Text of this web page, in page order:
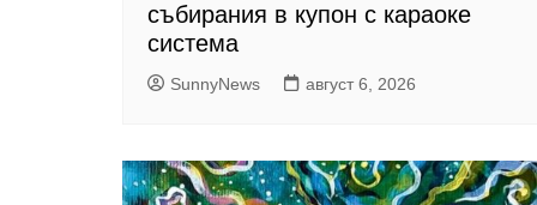
събирания в купон с караоке
система
SunnyNews август 6, 2026